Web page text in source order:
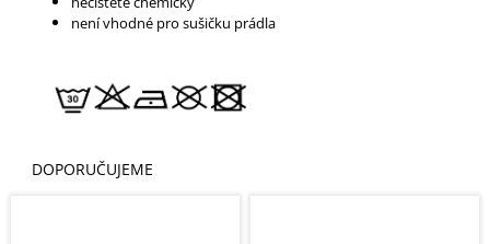
není vhodné pro sušičku prádla
DOPORUČUJEME